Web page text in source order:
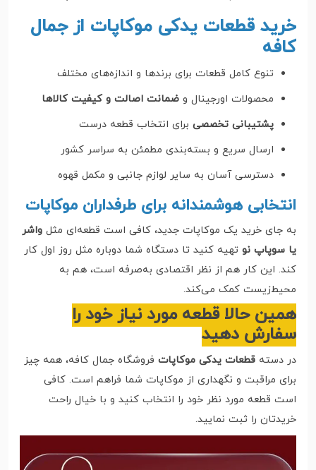
خرید قطعات یدکی موکاپات از جمال
کافه
تنوع کامل قطعات برای برندها و اندازه‌های مختلف
محصولات اورجینال و ضمانت اصالت و کیفیت کالاها
پشتیبانی تخصصی برای انتخاب قطعه درست
ارسال سریع و بسته‌بندی مطمئن به سراسر کشور
دسترسی آسان به سایر لوازم جانبی و مکمل قهوه
انتخابی هوشمندانه برای طرفداران موکاپات
به جای خرید یک موکاپات جدید، کافی است قطعه‌ای مثل واشر
یا سوپاپ نو تهیه کنید تا دستگاه شما دوباره مثل روز اول کار
کند. این کار هم از نظر اقتصادی به‌صرفه است، هم به
محیط‌زیست کمک می‌کند.
همین حالا قطعه مورد نیاز خود را
سفارش دهید
در دسته قطعات یدکی موکاپات فروشگاه جمال کافه، همه چیز
برای مراقبت و نگهداری از موکاپات شما فراهم است. کافی
است قطعه مورد نظر خود را انتخاب کنید و با خیال راحت
خریدتان را ثبت نمایید.